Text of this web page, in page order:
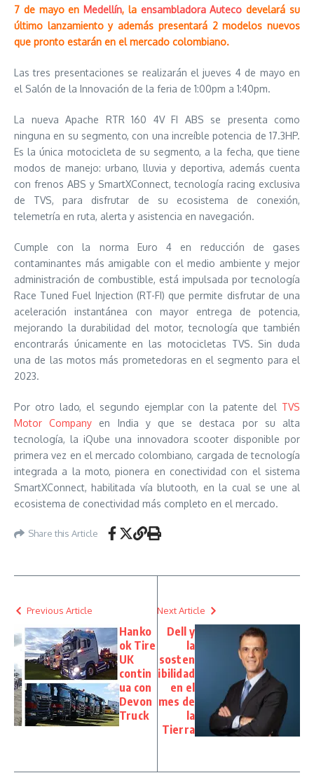
7 de mayo en Medellín, la ensambladora Auteco develará su
último lanzamiento y además presentará 2 modelos nuevos
que pronto estarán en el mercado colombiano.
Las tres presentaciones se realizarán el jueves 4 de mayo en
el Salón de la Innovación de la feria de 1:00pm a 1:40pm.
La nueva Apache RTR 160 4V FI ABS se presenta como
ninguna en su segmento, con una increíble potencia de 17.3HP.
Es la única motocicleta de su segmento, a la fecha, que tiene
modos de manejo: urbano, lluvia y deportiva, además cuenta
con frenos ABS y SmartXConnect, tecnología racing exclusiva
de TVS, para disfrutar de su ecosistema de conexión,
telemetría en ruta, alerta y asistencia en navegación.
Cumple con la norma Euro 4 en reducción de gases
contaminantes más amigable con el medio ambiente y mejor
administración de combustible, está impulsada por tecnología
Race Tuned Fuel Injection (RT-FI) que permite disfrutar de una
aceleración instantánea con mayor entrega de potencia,
mejorando la durabilidad del motor, tecnología que también
encontrarás únicamente en las motocicletas TVS. Sin duda
una de las motos más prometedoras en el segmento para el
2023.
Por otro lado, el segundo ejemplar con la patente del TVS
Motor Company en India y que se destaca por su alta
tecnología, la iQube una innovadora scooter disponible por
primera vez en el mercado colombiano, cargada de tecnología
integrada a la moto, pionera en conectividad con el sistema
SmartXConnect, habilitada vía blutooth, en la cual se une al
ecosistema de conectividad más completo en el mercado.
Share this Article
Previous Article
Hanko
ok Tire
UK
contin
ua con
Devon
Truck
Next Article
Dell y
la
sosten
ibilidad
en el
mes de
la
Tierra